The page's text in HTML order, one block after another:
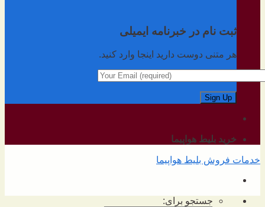
ثبت نام در خبرنامه ایمیلی
هر متنی دوست دارید اینجا وارد کنید.
خرید بلیط هواپیما
خدمات فروش بلیط هواپیما
جستجو برای: